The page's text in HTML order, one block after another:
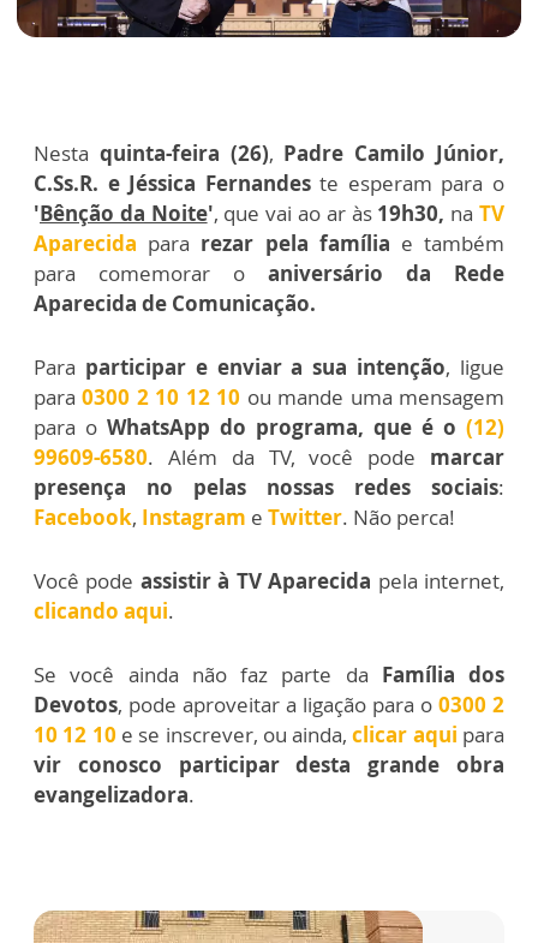
Nesta quinta-feira (26), Padre Camilo Júnior,
C.Ss.R. e Jéssica Fernandeste esperam para o
'Bênção da Noite', que vai ao ar às 19h30, na TV
Aparecida para rezar pela família e também
para comemorar o aniversário da Rede
Aparecida de Comunicação.
Para participar e enviar a sua intenção, ligue
para0300 2 10 12 10 ou mande uma mensagem
para o WhatsApp do programa, que é o (12)
99609-6580. Além da TV, você pode marcar
presença no pelas nossas redes sociais:
Facebook, Instagram e Twitter. Não perca!
Você pode assistir à TV Aparecida pela internet,
clicando aqui.
Se você ainda não faz parte da Família dos
Devotos, pode aproveitar a ligação para o 0300 2
10 12 10 e se inscrever, ou ainda,clicar aqui para
vir conosco participar desta grande obra
evangelizadora.